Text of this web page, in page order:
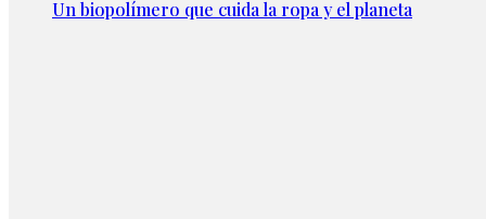
Un biopolímero que cuida la ropa y el planeta